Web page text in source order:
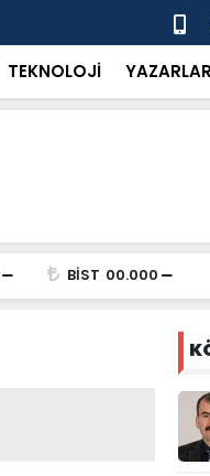
TEKNOLOJİ YAZARLAR
BİST 00.000